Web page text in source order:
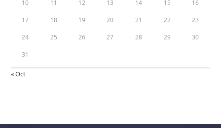
10 11 12 13 14 15 16
17 18 19 20 21 22 23
24 25 26 27 28 29 30
31
« Oct